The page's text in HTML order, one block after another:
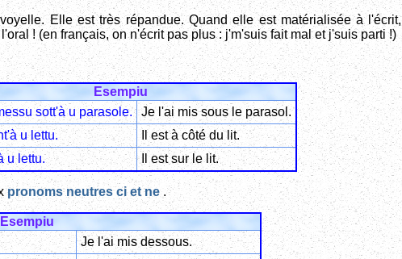
Elle est très répandue. Quand elle est matérialisée à
! (en français, on n'écrit pas plus : j'm'suis fait mal et j'suis parti !)
Esempiu
sott'à u parasole.
Je l'ai mis sous le parasol.
u lettu.
Il est à côté du lit.
u lettu. Il est sur le lit.
pronoms neutres ci et ne.
Esempiu
Je l'ai mis dessous.